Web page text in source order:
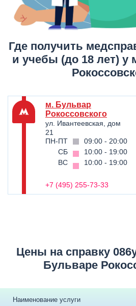
Где получить
и учебы (до 18 лет) у
м. Бульвар
Рокоссовского
ул. Ивантеевская, дом
21
ПН-ПТ
СБ
ВС
09:00 - 20:00
10:00 - 19:00
10:00 - 19:00
+7 (495) 255-73-33
Цены на справку
Бульваре
Наименование услуги